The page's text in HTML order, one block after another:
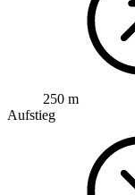
250 m
Aufstieg